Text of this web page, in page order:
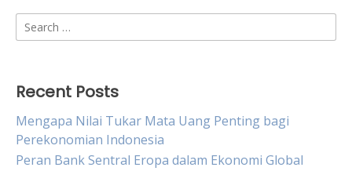
Search
for:
Recent Posts
Mengapa Nilai Tukar Mata Uang Penting bagi
Perekonomian Indonesia
Peran Bank Sentral Eropa dalam Ekonomi Global